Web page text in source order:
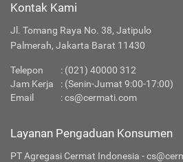
Kontak Kami
Jl. Tomang Raya No. 38, Jatipulo
Palmerah, Jakarta Barat 11430
Telepon : (021) 40000 312
Jam Kerja
: (Senin-Jumat 9:00-17:00)
Email
:cs@cermati.com
Layanan Pengaduan Konsumen
PT Agregasi Cermat Indonesia -